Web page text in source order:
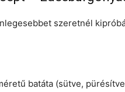
szeretnél
batáta (sütve,